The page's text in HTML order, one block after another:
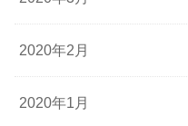
2020年2月
2020年1月